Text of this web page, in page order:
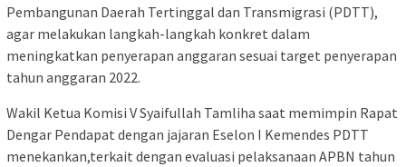
Pembangunan Daerah Tertinggal dan Transmigrasi (PDTT),
agar melakukan langkah-langkah konkret dalam
meningkatkan penyerapan anggaran sesuai target penyerapan
tahun anggaran 2022.
Wakil Ketua Komisi V Syaifullah Tamliha saat memimpin Rapat
Dengar Pendapat dengan jajaran Eselon I Kemendes PDTT
menekankan,terkait dengan evaluasi pelaksanaan APBN tahun